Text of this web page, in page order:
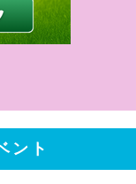
る
ント